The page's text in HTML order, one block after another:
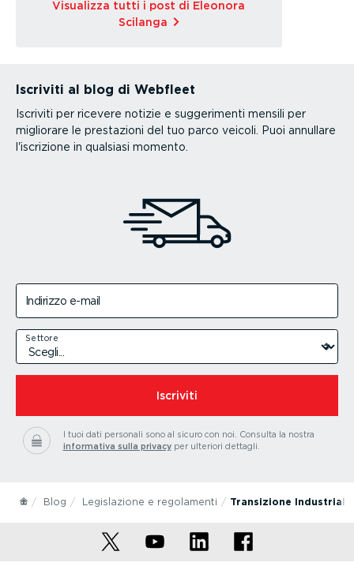
Visualizza tutti i post di Eleonora
Scilanga
Iscriviti al blog di Webfleet
Iscriviti per ricevere notizie e suggerimenti mensili per
migliorare le prestazioni del tuo parco veicoli. Puoi annullare
l'iscrizione in qualsiasi momento.
Indirizzo e-mail
Settore
Iscriviti
I tuoi dati personali sono al sicuro con noi. Consulta la nostra
informativa sulla privacyper ulteriori dettagli.
Blog Legislazione e regolamenti Transizione